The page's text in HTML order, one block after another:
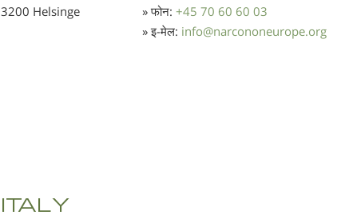
3200 Helsinge
» फोन: +45 70 60 60 03
» इ-मेल: info@narcononeurope.org
ITALY